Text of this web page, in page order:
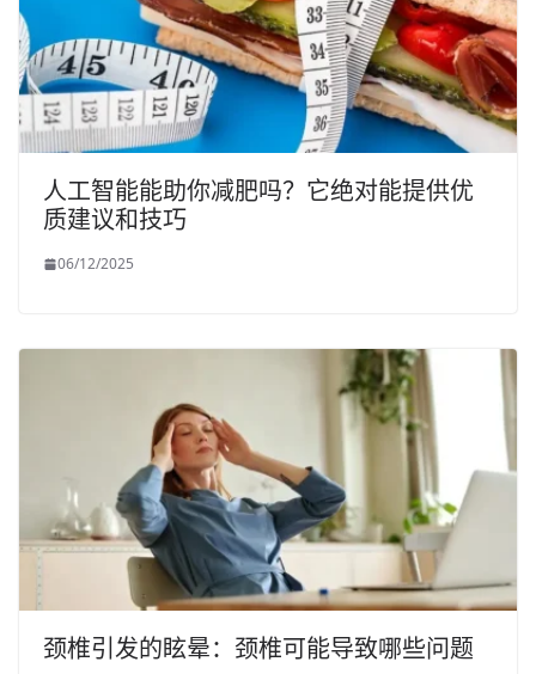
人工智能能助你减肥吗？它绝对能提供优
质建议和技巧
06/12/2025
颈椎引发的眩晕：颈椎可能导致哪些问题